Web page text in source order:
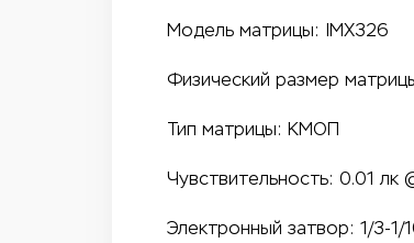
Модель матрицы: IMX326
Физический размер
Тип матрицы: КМОП
Чувствительность: 0.01 лк
Электронный затвор: 1/3-1/